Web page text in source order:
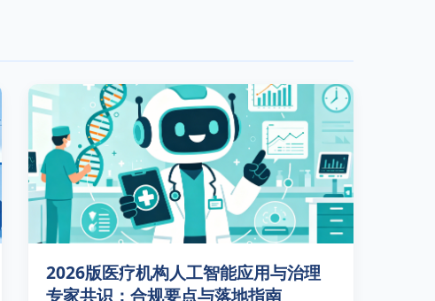
2026版医疗机构人工智能应用与治理
专家共识：合规要点与落地指南